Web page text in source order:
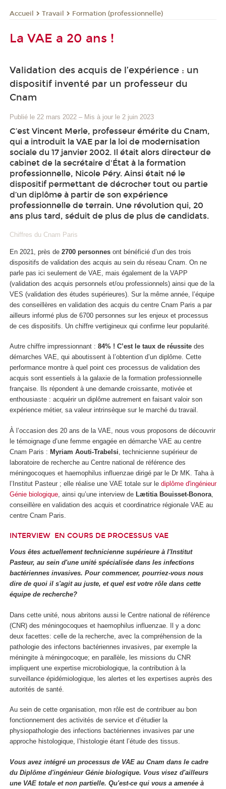
Accueil Travail Formation (professionnelle)
La VAE a 20 ans !
Validation des acquis de l’expérience : un
dispositif inventé par un professeur du
Cnam
Publié le 22 mars 2022 – Mis à jour le 2 juin 2023
C’est Vincent Merle, professeur émérite du Cnam,
qui a introduit la VAE par la loi de modernisation
sociale du 17 janvier 2002. Il était alors directeur de
cabinet de la secrétaire d'État à la formation
professionnelle, Nicole Péry. Ainsi était né le
dispositif permettant de décrocher tout ou partie
d’un diplôme à partir de son expérience
professionnelle de terrain. Une révolution qui, 20
ans plus tard, séduit de plus de plus de candidats.
Chiffres du Cnam Paris
En 2021, près de 2700 personnes ont bénéficié d’un des trois
dispositifs de validation des acquis au sein du réseau Cnam. On ne
parle pas ici seulement de VAE, mais également de la VAPP
(validation des acquis personnels et/ou professionnels) ainsi que de la
VES (validation des études supérieures). Sur la même année, l’équipe
des conseillères en validation des acquis du centre Cnam Paris a par
ailleurs informé plus de 6700 personnes sur les enjeux et processus
de ces dispositifs. Un chiffre vertigineux qui confirme leur popularité.
Autre chiffre impressionnant : 84% ! C’est le taux de réussite des
démarches VAE, qui aboutissent à l’obtention d’un diplôme. Cette
performance montre à quel point ces processus de validation des
acquis sont essentiels à la galaxie de la formation professionnelle
française. Ils répondent à une demande croissante, motivée et
enthousiaste : acquérir un diplôme autrement en faisant valoir son
expérience métier, sa valeur intrinsèque sur le marché du travail.
À l’occasion des 20 ans de la VAE, nous vous proposons de découvrir
le témoignage d’une femme engagée en démarche VAE au centre
Cnam Paris : Myriam Aouti-Trabelsi , technicienne supérieur de
laboratoire de recherche au Centre national de référence des
méningocoques et haemophilus influenzae dirigé par le Dr MK. Taha à
l’Institut Pasteur ; elle réalise une VAE totale sur le diplôme d'ingénieur
Génie biologique , ainsi qu’une interview de Lætitia Bouisset-Bonora
conseillère en validation des acquis et coordinatrice régionale VAE au
centre Cnam Paris.
INTERVIEW EN COURS DE PROCESSUS VAE
Vous êtes actuellement technicienne supérieure à l'Institut
Pasteur, au sein d'une unité spécialisée dans les infections
bactériennes invasives. Pour commencer, pourriez-vous nous
dire de quoi il s'agit au juste, et quel est votre rôle dans cette
équipe de recherche?
Dans cette unité, nous abritons aussi le Centre national de référence
(CNR) des méningocoques et haemophilus influenzae. Il y a donc
deux facettes: celle de la recherche, avec la compréhension de la
pathologie des infectons bactériennes invasives, par exemple la
méningite à méningocoque; en parallèle, les missions du CNR
impliquent une expertise microbiologique, la contribution à la
surveillance épidémiologique, les alertes et les expertises auprès des
autorités de santé.
Au sein de cette organisation, mon rôle est de contribuer au bon
fonctionnement des activités de service et d’étudier la
physiopathologie des infections bactériennes invasives par une
approche histologique, l’histologie étant l’étude des tissus.
Vous avez intégré un processus de VAE au Cnam dans le cadre
du Diplôme d'ingénieur Génie biologique. Vous visez d'ailleurs
une VAE totale et non partielle. Qu'est-ce qui vous a amenée à